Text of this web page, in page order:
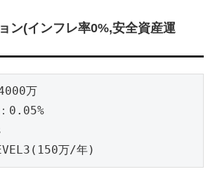
ン(インフレ率0%,安全資産運
万
0.05%
万/年)